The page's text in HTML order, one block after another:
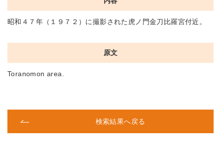
昭和４７年（１９７２）に撮影された虎ノ門金刀比羅宮付近。
原文
Toranomon area.
検索結果へ戻る